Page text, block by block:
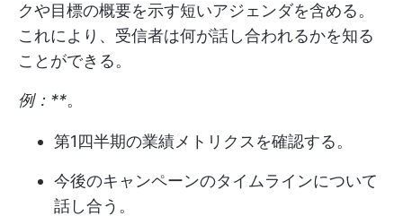
クや目標の概要を示す短いアジェンダを含める。
これにより、受信者は何が話し合われるかを知る
ことができる。
例：**。
第1四半期の業績メトリクスを確認する。
今後のキャンペーンのタイムラインについて
話し合う。